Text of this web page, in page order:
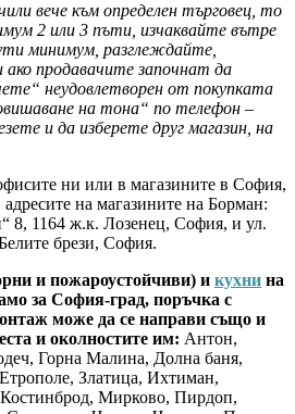
вече към определен търговец, то
2 или 3 пъти, изчаквайте вътре
минимум, разглеждайте,
продавачите започнат да
неудовлетворен от покупката
на тона“ по телефон –
и да изберете друг магазин, на
ни или в магазините в София,
на магазините на Борман:
8, 1164 ж.к. Лозенец, София, и ул.
брези, София.
и пожароустойчиви) и кухни на
за София-град, поръчка с
може да се направи също и
и околностите им: Антон,
Горна Малина, Долна баня,
Златица, Ихтиман,
Мирково, Пирдоп,